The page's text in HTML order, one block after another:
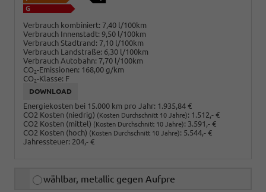
Verbrauch kombiniert: 7,40 l/100km
Verbrauch Innenstadt: 9,50 l/100km
Verbrauch Stadtrand: 7,10 l/100km
Verbrauch Landstraße: 6,30 l/100km
Verbrauch Autobahn: 7,70 l/100km
CO2-Emissionen: 168,00 g/km
CO2-Klasse: F
DOWNLOAD
Energiekosten bei 15.000 km pro Jahr: 1.935,84 €
CO2 Kosten (niedrig) (Kosten Durchschnitt 10 Jahre): 1.512,- €
CO2 Kosten (mittel) (Kosten Durchschnitt 10 Jahre): 3.591,- €
CO2 Kosten (hoch) (Kosten Durchschnitt 10 Jahre): 5.544,- €
Jahressteuer: 204,- €
wählbar, metallic gegen Aufpre